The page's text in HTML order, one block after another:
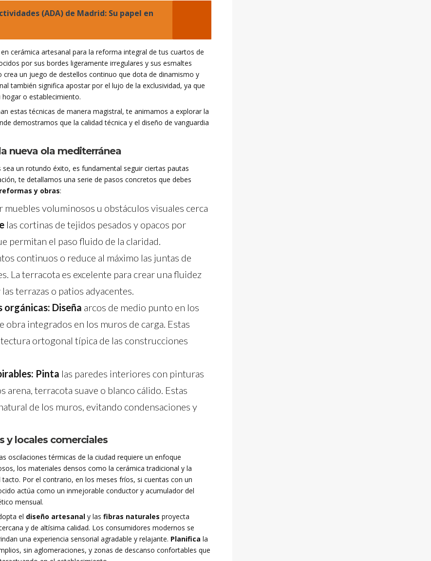
(ADA) de Madrid: Su papel en
cerámica artesanal para la reforma integral de tus cuartos de
por sus bordes ligeramente irregulares y sus esmaltes
un juego de destellos continuo que dota de dinamismo y
también significa apostar por el lujo de la exclusividad, ya que
o establecimiento.
estas técnicas de manera magistral, te animamos a explorar la
demostramos que la calidad técnica y el diseño de vanguardia
nueva ola mediterránea
un rotundo éxito, es fundamental seguir ciertas pautas
te detallamos una serie de pasos concretos que debes
reformas y obras:
muebles voluminosos u obstáculos visuales cerca
las cortinas de tejidos pesados y opacos por
permitan el paso fluido de la claridad.
continuos o reduce al máximo las juntas de
La terracota es excelente para crear una fluidez
terrazas o patios adyacentes.
orgánicas: Diseña arcos de medio punto en los
obra integrados en los muros de carga. Estas
ortogonal típica de las construcciones
Pinta las paredes interiores con pinturas
arena, terracota suave o blanco cálido. Estas
de los muros, evitando condensaciones y
y locales comerciales
oscilaciones térmicas de la ciudad requiere un enfoque
los materiales densos como la cerámica tradicional y la
Por el contrario, en los meses fríos, si cuentas con un
actúa como un inmejorable conductor y acumulador del
mensual.
el diseño artesanal y lasfibras naturales proyecta
y de altísima calidad. Los consumidores modernos se
una experiencia sensorial agradable y relajante. Planifica la
sin aglomeraciones, y zonas de descanso confortables que